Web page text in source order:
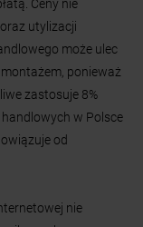
w Polsce
od
nie
lecz
podane kolory
niniejszej stronie